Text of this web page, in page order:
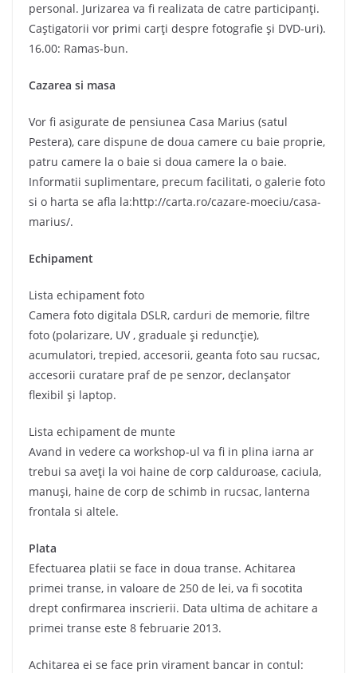
personal. Jurizarea va fi realizata de catre participanţi.
Caştigatorii vor primi carţi despre fotografie şi DVD-uri).
16.00: Ramas-bun.
Cazarea si masa
Vor fi asigurate de pensiunea Casa Marius (satul
Pestera), care dispune de doua camere cu baie proprie,
patru camere la o baie si doua camere la o baie.
Informatii suplimentare, precum facilitati, o galerie foto
si o harta se afla la:http://carta.ro/cazare-moeciu/casa-
marius/.
Echipament
Lista echipament foto
Camera foto digitala DSLR, carduri de memorie, filtre
foto (polarizare, UV , graduale şi reduncţie),
acumulatori, trepied, accesorii, geanta foto sau rucsac,
accesorii curatare praf de pe senzor, declanşator
flexibil şi laptop.
Lista echipament de munte
Avand in vedere ca workshop-ul va fi in plina iarna ar
trebui sa aveţi la voi haine de corp calduroase, caciula,
manuşi, haine de corp de schimb in rucsac, lanterna
frontala si altele.
Plata
Efectuarea platii se face in doua transe. Achitarea
primei transe, in valoare de 250 de lei, va fi socotita
drept confirmarea inscrierii. Data ultima de achitare a
primei transe este 8 februarie 2013.
Achitarea ei se face prin virament bancar in contul: